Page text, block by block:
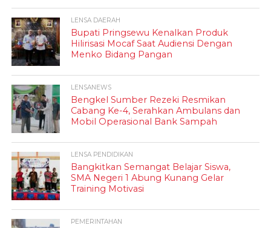
LENSA DAERAH
Bupati Pringsewu Kenalkan Produk
Hilirisasi Mocaf Saat Audiensi Dengan
Menko Bidang Pangan
LENSANEWS
Bengkel Sumber Rezeki Resmikan
Cabang Ke-4, Serahkan Ambulans dan
Mobil Operasional Bank Sampah
LENSA PENDIDIKAN
Bangkitkan Semangat Belajar Siswa,
SMA Negeri 1 Abung Kunang Gelar
Training Motivasi
PEMERINTAHAN